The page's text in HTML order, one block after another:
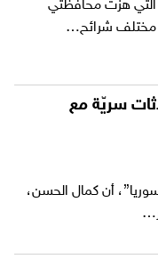
التي هزّت محافظتي
مختلف شرائح…
سريّة مع
أن كمال الحسن،